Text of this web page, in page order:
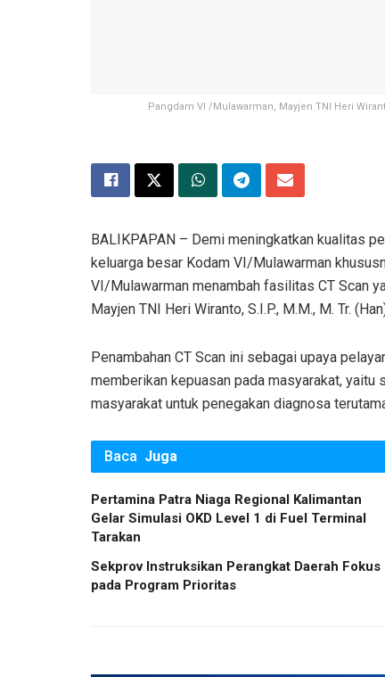
Pangdam VI /Mulawarman, Mayjen TNI Heri
BALIKPAPAN – Demi meningkatkan kualitas
keluarga besar Kodam VI/Mulawarman
VI/Mulawarman menambah fasilitas CT Scan
Mayjen TNI Heri Wiranto, S.I.P., M.M., M. Tr.
Penambahan CT Scan ini sebagai upaya
memberikan kepuasan pada masyarakat,
masyarakat untuk penegakan diagnosa
Baca Juga
Pertamina Patra Niaga Regional Kalimantan
Gelar Simulasi OKD Level 1 di Fuel Terminal
Tarakan
Sekprov Instruksikan Perangkat Daerah Fokus
pada Program Prioritas